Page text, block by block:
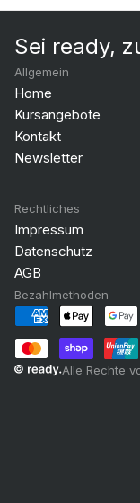
Sei ready,
Allgemein
Home
Kursangebote
Kontakt
Newsletter
Rechtliches
Impressum
Datenschutz
AGB
Bezahlmethoden
Alle Rechte